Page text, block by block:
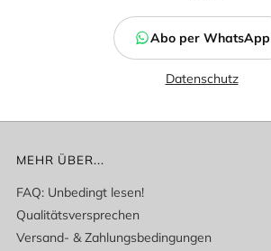
Abo per WhatsApp
Datenschutz
MEHR ÜBER...
FAQ: Unbedingt lesen!
Qualitätsversprechen
Versand- & Zahlungsbedingungen